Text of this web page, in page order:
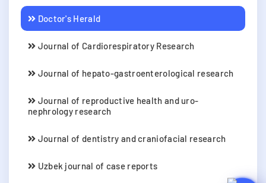
Doctor's Herald
Journal of Cardiorespiratory Research
Journal of hepato-gastroenterological research
Journal of reproductive health and uro-
nephrology research
Journal of dentistry and craniofacial research
Uzbek journal of case reports